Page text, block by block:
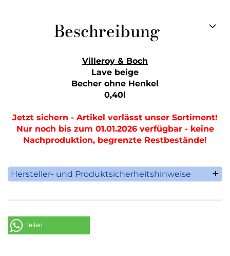
Beschreibung
Villeroy & Boch
Lave beige
Becher ohne Henkel
0,40l
Jetzt sichern - Artikel verlässt unser Sortiment!
Nur noch bis zum 01.01.2026 verfügbar - keine
Nachproduktion, begrenzte Restbestände!
Hersteller- und Produktsicherheitshinweise
Telefon: +49 (0) 68 64 / 81 0
teilen